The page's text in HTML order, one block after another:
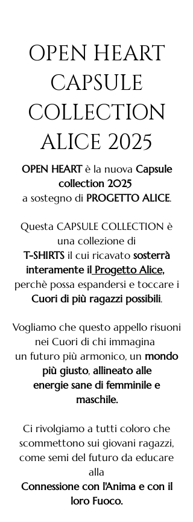
OPEN HEART
CAPSULE
COLLECTION
ALICE 2025
OPEN HEARTè la nuova Capsule
collection 2025
a sostegno di PROGETTO ALICE.
Questa CAPSULE COLLECTION è
una collezione di
T-SHIRTSil cui ricavato sosterrà
interamente il Progetto Alice,
perchè possa espandersi e toccare i
Cuori di più ragazzi possibili.
Vogliamo che questo appello risuoni
nei Cuori di chi immagina
un futuro più armonico, un mondo
più giusto, allineato alle
energie sane di femminile e
maschile.
Ci rivolgiamo a tutti coloro che
scommettono sui giovani ragazzi,
come semi del futuro da educare
alla
Connessione con l'Anima e con il
loro Fuoco.